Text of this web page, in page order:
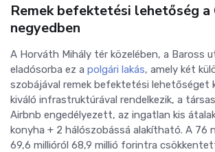
Remek befektetési lehetőség a
negyedben
A Horváth Mihály tér közelében, a Baross
eladósorba ez a polgári lakás, amely két
szobájával remek befektetési lehetőséget
kiváló infrastruktúrával rendelkezik, a
Airbnb engedélyezett, az ingatlan kis
konyha + 2 hálószobássá alakítható. A 76
69,6 millióról 68,9 millió forintra